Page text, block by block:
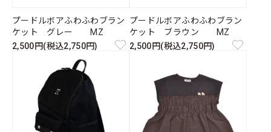
プードルボアふわふわブラン
ケット グレー MZ
2,500円(税込2,750円)
プードルボアふわふわブラン
ケット ブラウン MZ
2,500円(税込2,750円)